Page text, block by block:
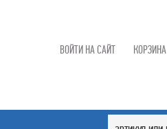
ВОЙТИ НА САЙТ КОРЗИНА